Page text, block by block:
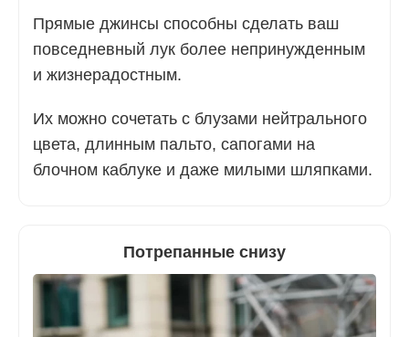
Прямые джинсы способны сделать ваш
повседневный лук более непринужденным
и жизнерадостным.
Их можно сочетать с блузами нейтрального
цвета, длинным пальто, сапогами на
блочном каблуке и даже милыми шляпками.
Потрепанные снизу